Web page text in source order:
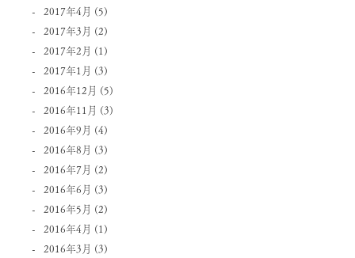
2017年4月 (5)
2017年3月 (2)
2017年2月 (1)
2017年1月 (3)
2016年12月 (5)
2016年11月 (3)
2016年9月 (4)
2016年8月 (3)
2016年7月 (2)
2016年6月 (3)
2016年5月 (2)
2016年4月 (1)
2016年3月 (3)